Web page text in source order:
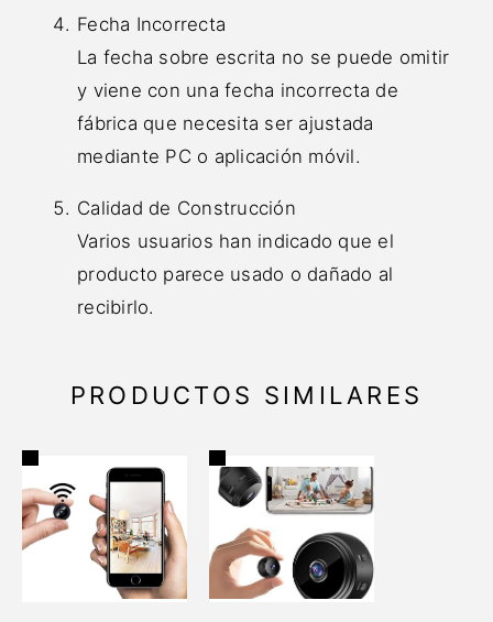
Fecha Incorrecta
La fecha sobre escrita no se puede omitir
y viene con una fecha incorrecta de
fábrica que necesita ser ajustada
mediante PC o aplicación móvil.
Calidad de Construcción
Varios usuarios han indicado que el
producto parece usado o dañado al
recibirlo.
PRODUCTOS SIMILARES